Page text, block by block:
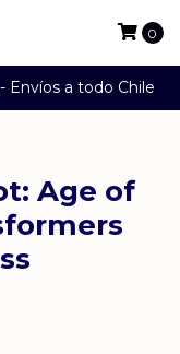
Envíos a todo Chile
0
Age of